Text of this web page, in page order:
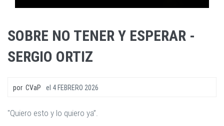
SOBRE NO TENER Y ESPERAR -
SERGIO ORTIZ
por CVaP el 4 FEBRERO 2026
"Quiero esto y lo quiero ya”.